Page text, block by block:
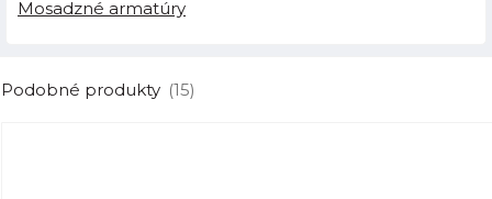
Mosadzné armatúry
Podobné produkty (15)